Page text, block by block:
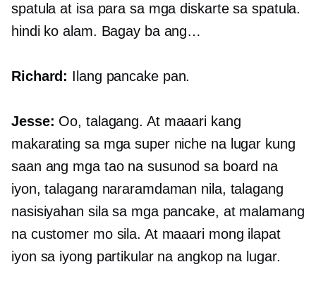
spatula at isa para sa mga diskarte sa spatula.
hindi ko alam. Bagay ba ang…
Richard: Ilang pancake pan.
Jesse: Oo, talagang. At maaari kang
makarating sa mga super niche na lugar kung
saan ang mga tao na susunod sa board na
iyon, talagang nararamdaman nila, talagang
nasisiyahan sila sa mga pancake, at malamang
na customer mo sila. At maaari mong ilapat
iyon sa iyong partikular na angkop na lugar.